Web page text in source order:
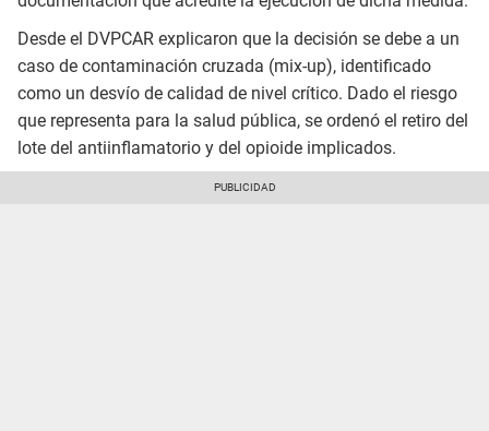
Desde el DVPCAR explicaron que la decisión se debe a un
caso de contaminación cruzada (mix-up), identificado
como un desvío de calidad de nivel crítico. Dado el riesgo
que representa para la salud pública, se ordenó el retiro del
lote del antiinflamatorio y del opioide implicados.